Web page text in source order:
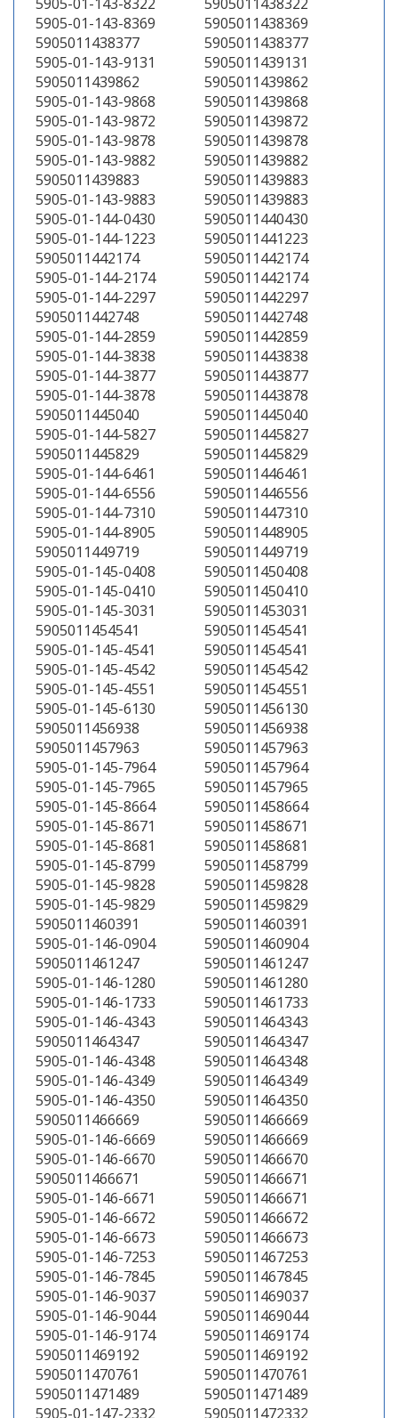
5905-01-143-8369
5905011438369
5905011438377
5905011438377
5905-01-143-9131
5905011439131
5905011439862
5905011439862
5905-01-143-9868
5905011439868
5905-01-143-9872
5905011439872
5905-01-143-9878
5905011439878
5905-01-143-9882
5905011439882
5905011439883
5905011439883
5905-01-143-9883
5905011439883
5905-01-144-0430
5905011440430
5905-01-144-1223
5905011441223
5905011442174
5905011442174
5905-01-144-2174
5905011442174
5905-01-144-2297
5905011442297
5905011442748
5905011442748
5905-01-144-2859
5905011442859
5905-01-144-3838
5905011443838
5905-01-144-3877
5905011443877
5905-01-144-3878
5905011443878
5905011445040
5905011445040
5905-01-144-5827
5905011445827
5905011445829
5905011445829
5905-01-144-6461
5905011446461
5905-01-144-6556
5905011446556
5905-01-144-7310
5905011447310
5905-01-144-8905
5905011448905
5905011449719
5905011449719
5905-01-145-0408
5905011450408
5905-01-145-0410
5905011450410
5905-01-145-3031
5905011453031
5905011454541
5905011454541
5905-01-145-4541
5905011454541
5905-01-145-4542
5905011454542
5905-01-145-4551
5905011454551
5905-01-145-6130
5905011456130
5905011456938
5905011456938
5905011457963
5905011457963
5905-01-145-7964
5905011457964
5905-01-145-7965
5905011457965
5905-01-145-8664
5905011458664
5905-01-145-8671
5905011458671
5905-01-145-8681
5905011458681
5905-01-145-8799
5905011458799
5905-01-145-9828
5905011459828
5905-01-145-9829
5905011459829
5905011460391
5905011460391
5905-01-146-0904
5905011460904
5905011461247
5905011461247
5905-01-146-1280
5905011461280
5905-01-146-1733
5905011461733
5905-01-146-4343
5905011464343
5905011464347
5905011464347
5905-01-146-4348
5905011464348
5905-01-146-4349
5905011464349
5905-01-146-4350
5905011464350
5905011466669
5905011466669
5905-01-146-6669
5905011466669
5905-01-146-6670
5905011466670
5905011466671
5905011466671
5905-01-146-6671
5905011466671
5905-01-146-6672
5905011466672
5905-01-146-6673
5905011466673
5905-01-146-7253
5905011467253
5905-01-146-7845
5905011467845
5905-01-146-9037
5905011469037
5905-01-146-9044
5905011469044
5905-01-146-9174
5905011469174
5905011469192
5905011469192
5905011470761
5905011470761
5905011471489
5905011471489
5905-01-147-2332
5905011472332